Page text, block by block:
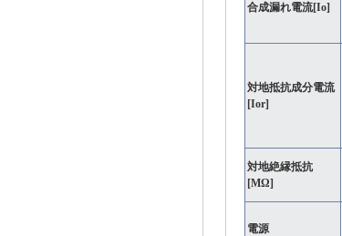
合成漏れ電流[Io]
対地抵抗成分電流
[Ior]
対地絶縁抵抗
[MΩ]
電源